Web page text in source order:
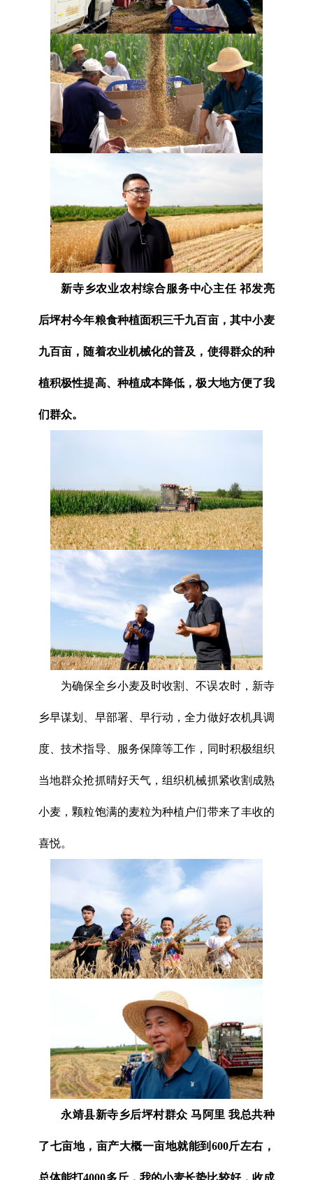
新寺乡农业农村综合服务中心主任 祁发亮
后坪村今年粮食种植面积三千九百亩，其中小麦
九百亩，随着农业机械化的普及，使得群众的种
植积极性提高、种植成本降低，极大地方便了我
们群众。
为确保全乡小麦及时收割、不误农时，新寺
乡早谋划、早部署、早行动，全力做好农机具调
度、技术指导、服务保障等工作，同时积极组织
当地群众抢抓晴好天气，组织机械抓紧收割成熟
小麦，颗粒饱满的麦粒为种植户们带来了丰收的
喜悦。
永靖县新寺乡后坪村群众 马阿里 我总共种
了七亩地，亩产大概一亩地就能到600斤左右，
总体能打4000多斤，我的小麦长势比较好，收成